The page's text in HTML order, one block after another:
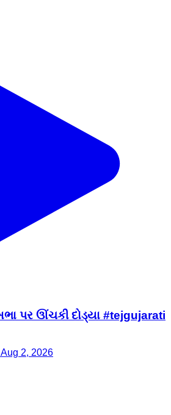
ખભા પર ઊંચકી દોડ્યા #tejgujarati
2, 2026